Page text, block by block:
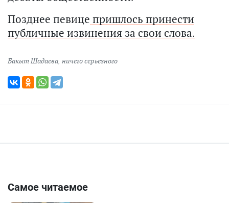
Позднее певице пришлось принести
публичные извинения за свои слова.
Бакыт Шадаева ничего серьезного
Самое читаемое